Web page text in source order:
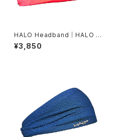
HALO Headband｜HALO バ
ンディット JP（Vinst）
¥3,850